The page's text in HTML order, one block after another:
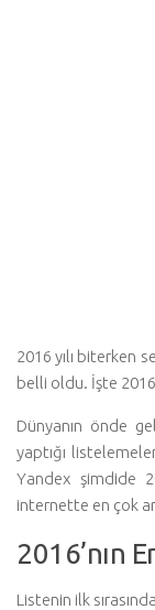
2016 yılı biterken
belli oldu. İşte
Dünyanın önde
yaptığı
Yandex şimdide
internette en çok
2016’nın
Listenin ilk